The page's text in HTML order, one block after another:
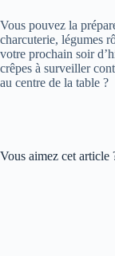
Vous pouvez la
charcuterie, légumes
votre prochain soir
crêpes à surveiller
au centre de la table ?
Vous aimez cet article